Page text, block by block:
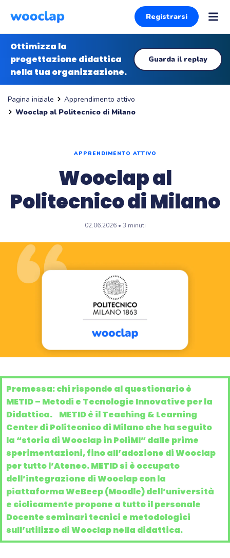
Registrarsi
Ottimizza la
progettazione didattica
nella tua organizzazione.
Guarda il replay
Pagina iniziale
Apprendimento attivo
Wooclap al Politecnico di Milano
APPRENDIMENTO ATTIVO
Wooclap al
Politecnico di Milano
02.06.2026 • 3 minuti
Premessa: chi risponde al questionario è
METID – Metodi e Tecnologie Innovative per la
Didattica. METID è il Teaching & Learning
Center di Politecnico di Milano che ha seguito
la “storia di Wooclap in PoliMI” dalle prime
sperimentazioni, fino all’adozione di Wooclap
per tutto l’Ateneo. METID si è occupato
dell’integrazione di Wooclap con la
piattaforma WeBeep (Moodle) dell’università
e ciclicamente propone a tutto il personale
Docente seminari tecnici e metodologici
sull’utilizzo di Wooclap nella didattica.